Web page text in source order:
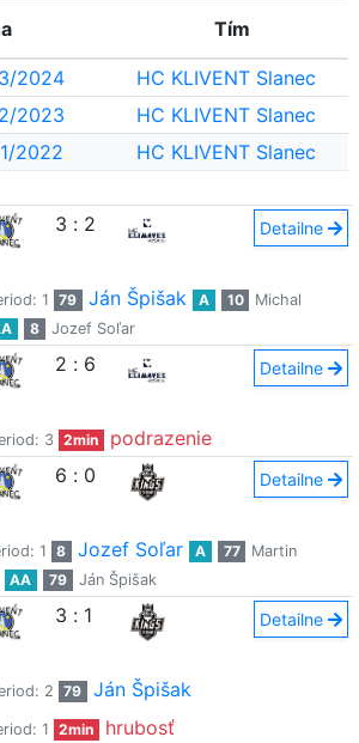
Tím
2024
HC KLIVENT Slanec
2023
HC KLIVENT Slanec
2022
HC KLIVENT Slanec
3 : 2 Detailne
1 79 Ján Špišak A 10
Michal
8 Jozef Soľar
2 : 6 Detailne
3 2min
podrazenie
6 : 0 Detailne
1 8 Jozef Soľar A 77
Martin
AA 79 Ján Špišak
3 : 1 Detailne
2 79 Ján Špišak
1 2min hrubosť